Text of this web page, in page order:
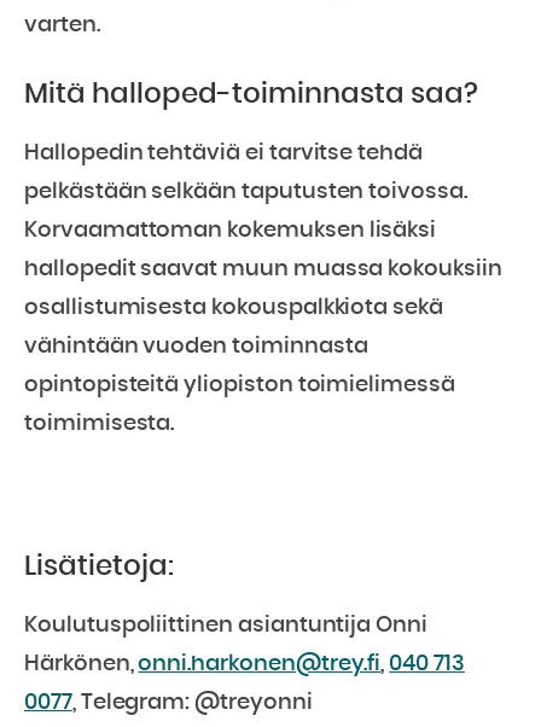
varten.
Mitä halloped-toiminnasta saa?
Hallopedin tehtäviä ei tarvitse tehdä
pelkästään selkään taputusten toivossa.
Korvaamattoman kokemuksen lisäksi
hallopedit saavat muun muassa kokouksiin
osallistumisesta kokouspalkkiota sekä
vähintään vuoden toiminnasta
opintopisteitä yliopiston toimielimessä
toimimisesta.
Lisätietoja:
Koulutuspoliittinen asiantuntija Onni
Härkönen,onni.harkonen@trey.fi, 040 713
0077, Telegram: @treyonni